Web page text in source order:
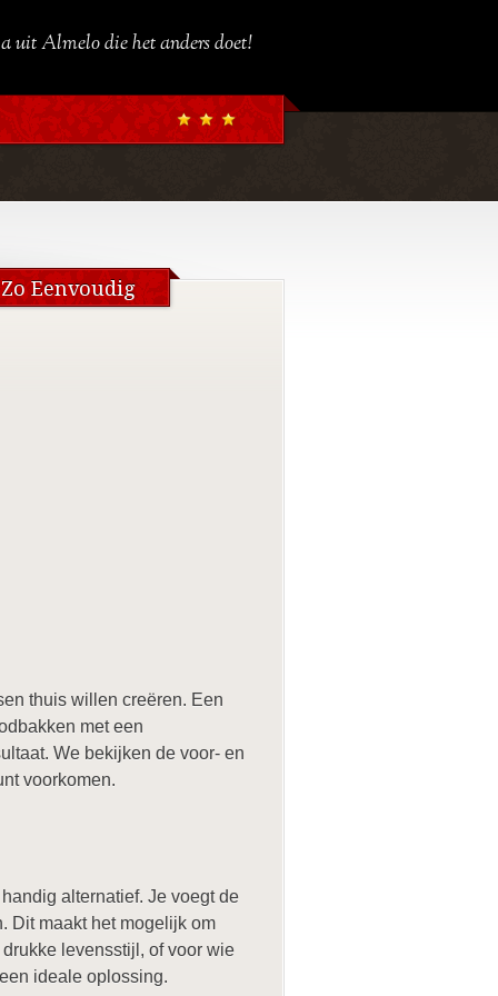
uit Almelo die het anders doet!
Eenvoudig
thuis willen creëren. Een
met een
We bekijken de voor- en
voorkomen.
alternatief. Je voegt de
Dit maakt het mogelijk om
levensstijl, of voor wie
ideale oplossing.